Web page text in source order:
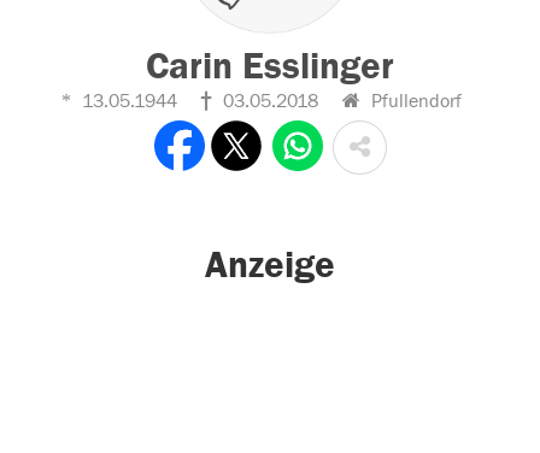
Carin Esslinger
13.05.1944 03.05.2018 Pfullendorf
Anzeige